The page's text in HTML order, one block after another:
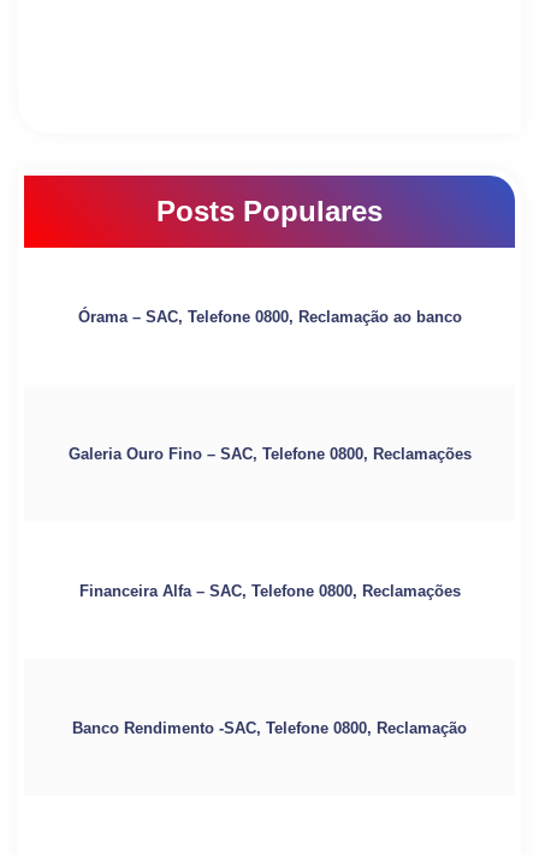
Posts Populares
Órama – SAC, Telefone 0800, Reclamação ao banco
Galeria Ouro Fino – SAC, Telefone 0800, Reclamações
Financeira Alfa – SAC, Telefone 0800, Reclamações
Banco Rendimento -SAC, Telefone 0800, Reclamação